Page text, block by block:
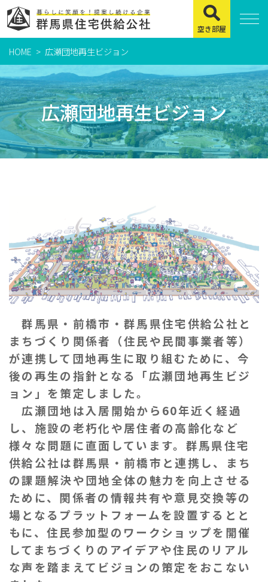
住まいをお探しの方
県営住宅
公社賃貸住宅
緊急通報システムについて
市営・町営住宅
よくある質問
お知らせ
ぐんま住まいの
現在お住まい
空き家の
公社に
ついて
採用
情報
入札
情報
空き部屋
HOME 広瀬団地再生ビジョン
広瀬団地再生ビジョン
群馬県・前橋市・群馬県住宅供給公社と
まちづくり関係者（住民や民間事業者等）
が連携して団地再生に取り組むために、今
後の再生の指針となる「広瀬団地再生ビジ
ョン」を策定しました。
広瀬団地は入居開始から60年近く経過
し、施設の老朽化や居住者の高齢化など
様々な問題に直面しています。群馬県住宅
供給公社は群馬県・前橋市と連携し、まち
の課題解決や団地全体の魅力を向上させる
ために、関係者の情報共有や意見交換等の
場となるプラットフォームを設置するとと
もに、住民参加型のワークショップを開催
してまちづくりのアイデアや住民のリアル
な声を踏まえてビジョンの策定をおこない